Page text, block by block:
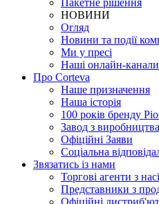
Пакетне рішення
НОВИНИ
Огляд
Новини та події
Ми у пресі
Наші онлайн-канали
Про Corteva
Наше призначення
Наша історія
100 років бренду
Завод з
Офіційні Заяви
Соціальна
Звязатись із нами
Торгові агенти з
Представники з
Офіційні